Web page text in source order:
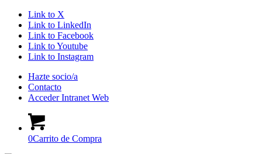
Link to X
Link to LinkedIn
Link to Facebook
Link to Youtube
Link to Instagram
Hazte socio/a
Contacto
Acceder Intranet Web
0Carrito de Compra